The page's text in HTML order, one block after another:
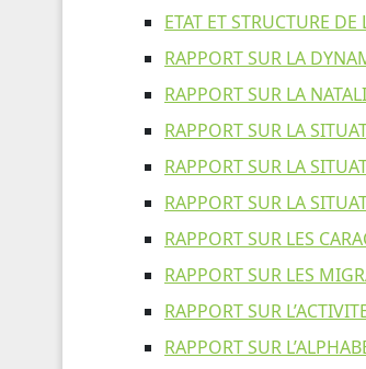
ETAT ET STRUCTURE
RAPPORT SUR LA
RAPPORT SUR LA
RAPPORT SUR LA
RAPPORT SUR LA
RAPPORT SUR LA
RAPPORT SUR LES
RAPPORT SUR LES
RAPPORT SUR
RAPPORT SUR